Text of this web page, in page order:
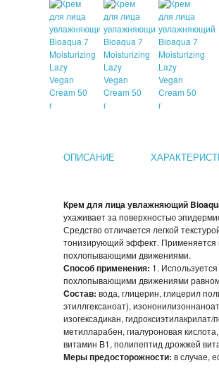
ОПИСАНИЕ
Крем для лица увлажняющий
ухаживает за поверхностью
Средство отличается легкой
тонизирующий эффект. Применяется
похлопывающими движениями.
Способ применения: 1.
похлопывающими движениями
Cостав: вода, глицерин, глицерил
этиллгексаноат),
изогексадикан,
метилларабен, гиалуроновая
витамин B1, полипептид дрожжей
Меры предосторожности: в случае,